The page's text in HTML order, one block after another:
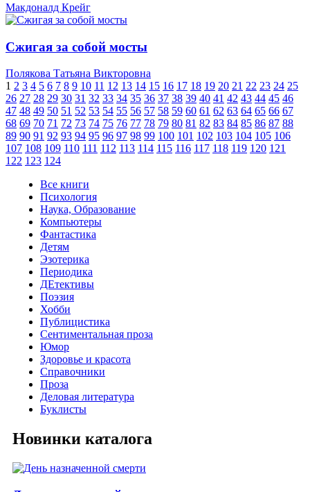
Макдоналд Крейг
Сжигая за собой мосты
Полякова Татьяна Викторовна
1 2 3 4 5 6 7 8 9 10 11 12 13 14 15 16 17 18 19 20 21 22 23 24 25
26 27 28 29 30 31 32 33 34 35 36 37 38 39 40 41 42 43 44 45 46
47 48 49 50 51 52 53 54 55 56 57 58 59 60 61 62 63 64 65 66 67
68 69 70 71 72 73 74 75 76 77 78 79 80 81 82 83 84 85 86 87 88
89 90 91 92 93 94 95 96 97 98 99 100 101 102 103 104 105 106
107 108 109 110 111 112 113 114 115 116 117 118 119 120 121
122 123 124
Все книги
Психология
Наука, Образование
Компьютеры
Фантастика
Детям
Эзотерика
Периодика
ДЕтективы
Поэзия
Хобби
Публицистика
Сентиментальная проза
Юмор
Здоровье и красота
Справочники
Проза
Деловая литература
Буклисты
Новинки каталога